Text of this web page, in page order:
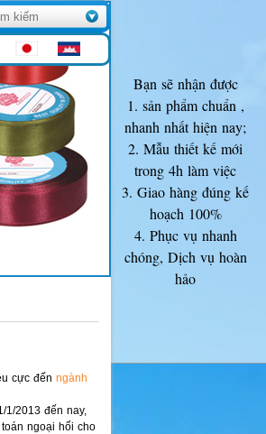
Bạn sẽ nhận được
1. sản phẩm chuẩn ,
nhanh nhất hiện nay;
2. Mẫu thiết kế mới
trong 4h làm việc
3. Giao hàng đúng kế
hoạch 100%
4. Phục vụ nhanh
chóng, Dịch vụ hoàn
hảo
cực đến ngành
1/2013 đến nay,
ngoại hối cho